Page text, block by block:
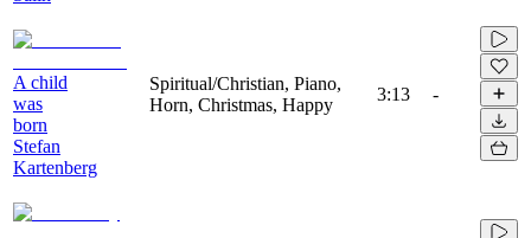
A child
was
born
Stefan
Kartenberg
Spiritual/Christian, Piano,
Horn, Christmas, Happy
3:13 -